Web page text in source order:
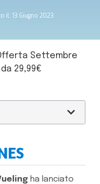
il: 13 Giugno 2023
Settembre
29,99€
ha lanciato